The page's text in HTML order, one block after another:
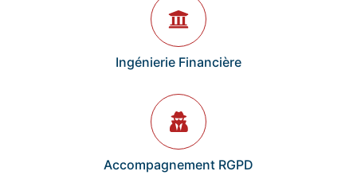
Ingénierie Financière
Accompagnement RGPD